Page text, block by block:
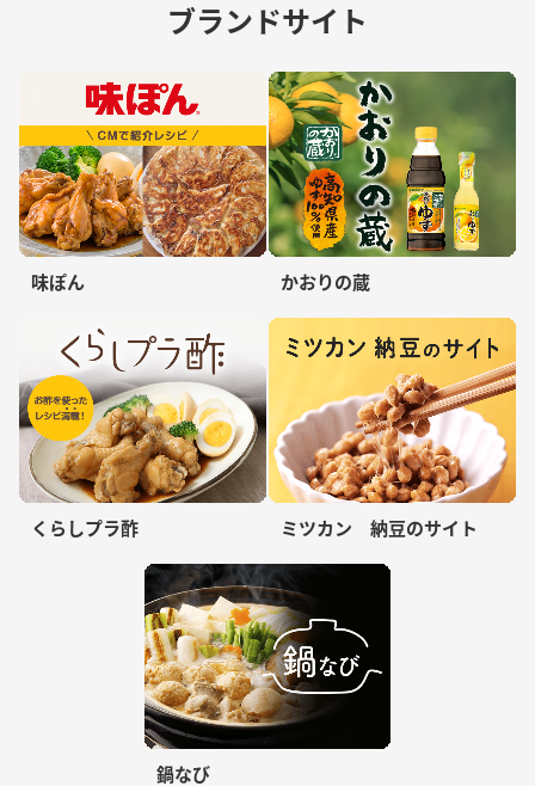
ブランドサイト
味ぽん かおりの蔵
くらしプラ酢 ミツカン 納豆のサイト
鍋なび